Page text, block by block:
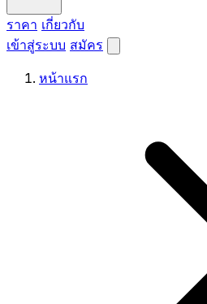
ราคา เกี่ยวกับ
เข้าสู่ระบบ สมัคร
หน้าแรก